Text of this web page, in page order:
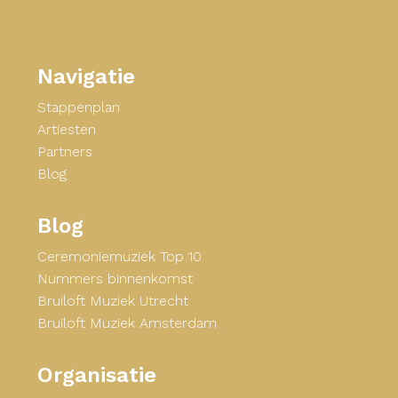
Navigatie
Stappenplan
Artiesten
Partners
Blog
Blog
Ceremoniemuziek Top 10
Nummers binnenkomst
Bruiloft Muziek Utrecht
Bruiloft Muziek Amsterdam
Organisatie